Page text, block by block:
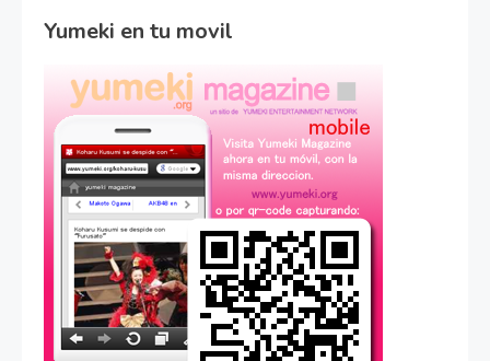
Yumeki en tu movil